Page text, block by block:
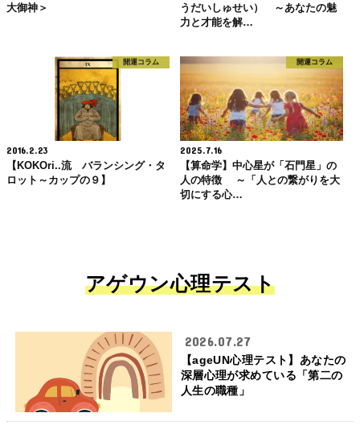
大御神＞
うだいしゅせい） ～あなたの魅
力と才能を解…
開運コラム
2016.2.23
【KOKOri..流 バランシング・タ
ロット～カップの９】
開運コラム
2025.7.16
【算命学】中心星が「石門星」の
人の特徴 ～「人との繋がりを大
切にする心…
アゲウン心理テスト
2026.07.27
【ageUN心理テスト】あなたの
深層心理が求めている「第二の
人生の職種」